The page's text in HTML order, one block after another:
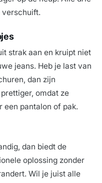
verschuift.
strak aan en kruipt niet
jeans. Heb je last van
dan zijn
prettiger, omdat ze
een pantalon of pak.
dan biedt de
oplossing zonder
Wil je juist alle